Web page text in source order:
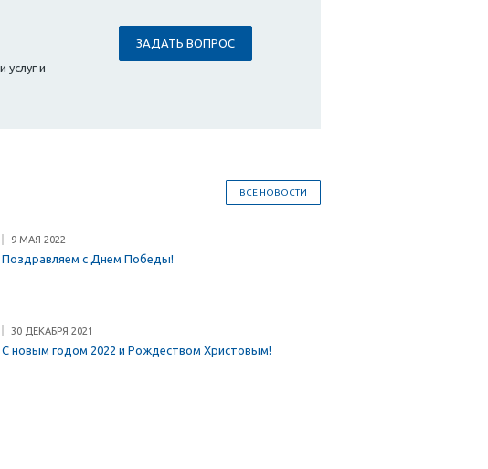
и
ЗАДАТЬ ВОПРОС
ВСЕ НОВОСТИ
9 МАЯ 2022
Поздравляем с Днем Победы!
30 ДЕКАБРЯ 2021
С новым годом 2022 и Рождеством Христовым!